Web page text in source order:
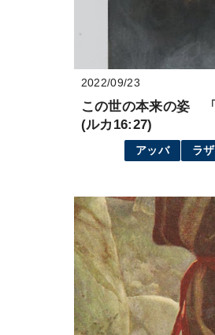
2022/09/23
この世の本来の姿
(ルカ16:27)
アッバ ラ